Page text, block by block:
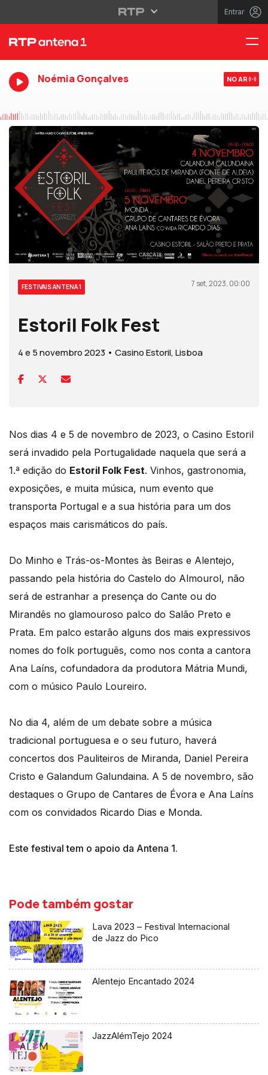
Entrar
Noémia Gonçalves NO AR
FESTIVAIS ANTENA 1 7 set, 2023, 00:00
Estoril Folk Fest
4 e 5 novembro 2023 • Casino Estoril, Lisboa
Nos dias 4 e 5 de novembro de 2023, o Casino Estoril
será invadido pela Portugalidade naquela que será a
1.ª edição do Estoril Folk Fest. Vinhos, gastronomia,
exposições, e muita música, num evento que
transporta Portugal e a sua história para um dos
espaços mais carismáticos do país.
Do Minho e Trás-os-Montes às Beiras e Alentejo,
passando pela história do Castelo do Almourol, não
será de estranhar a presença do Cante ou do
Mirandês no glamouroso palco do Salão Preto e
Prata. Em palco estarão alguns dos mais expressivos
nomes do folk português, como nos conta a cantora
Ana Laíns, cofundadora da produtora Mátria Mundi,
com o músico Paulo Loureiro.
No dia 4, além de um debate sobre a música
tradicional portuguesa e o seu futuro, haverá
concertos dos Pauliteiros de Miranda, Daniel Pereira
Cristo e Galandum Galundaina. A 5 de novembro, são
destaques o Grupo de Cantares de Évora e Ana Laíns
com os convidados Ricardo Dias e Monda.
Este festival tem o apoio da Antena 1.
Pode também gostar
Lava 2023 – Festival Internacional
de Jazz do Pico
Alentejo Encantado 2024
JazzAlémTejo 2024